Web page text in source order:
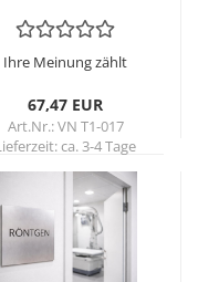
Ihre Meinung zählt
67,47 EUR
Art.Nr.: VN T1-017
ca. 3-4 Tage